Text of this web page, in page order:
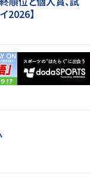
2026】